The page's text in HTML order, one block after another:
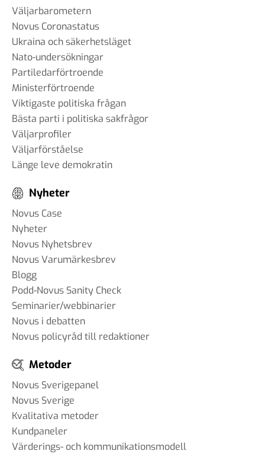
Väljarbarometern
Novus Coronastatus
Ukraina och säkerhetsläget
Nato-undersökningar
Partiledarförtroende
Ministerförtroende
Viktigaste politiska frågan
Bästa parti i politiska sakfrågor
Väljarprofiler
Väljarförståelse
Länge leve demokratin
Nyheter
Novus Case
Nyheter
Novus Nyhetsbrev
Novus Varumärkesbrev
Blogg
Podd-Novus Sanity Check
Seminarier/webbinarier
Novus i debatten
Novus policyråd till redaktioner
Metoder
Novus Sverigepanel
Novus Sverige
Kvalitativa metoder
Kundpaneler
Värderings- och kommunikationsmodell